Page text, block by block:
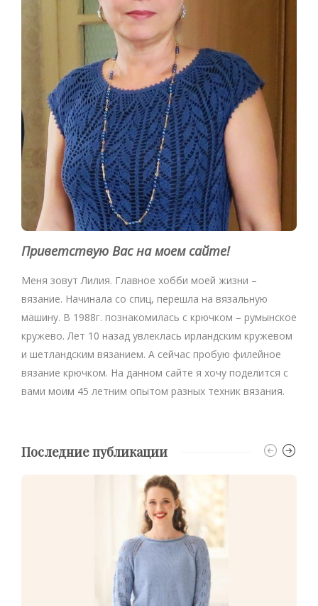
Приветствую Вас на моем сайте!
Меня зовут Лилия. Главное хобби моей жизни –
вязание. Начинала со спиц, перешла на вязальную
машину. В 1988г. познакомилась с крючком – румынское
кружево. Лет 10 назад увлеклась ирландским кружевом
и шетландским вязанием. А сейчас пробую филейное
вязание крючком. На данном сайте я хочу поделится с
вами моим 45 летним опытом разных техник вязания.
Последние публикации